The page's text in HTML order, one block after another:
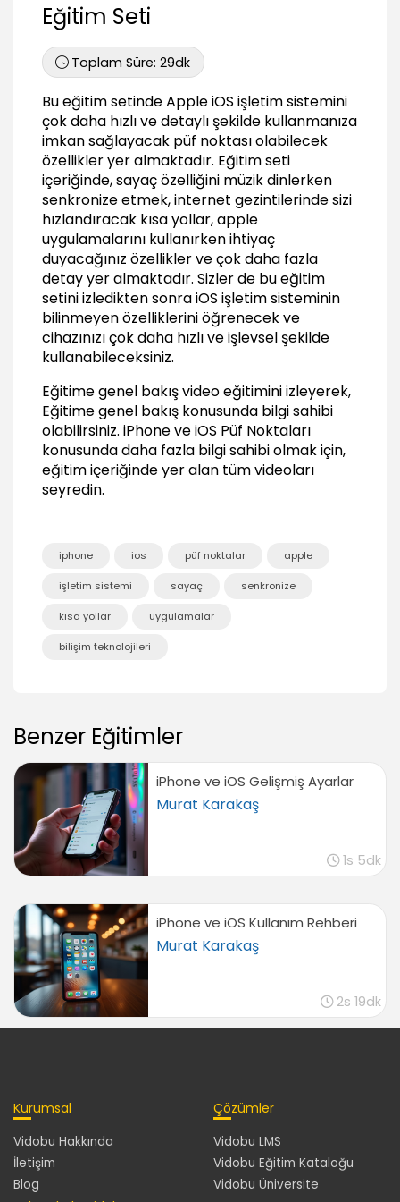
Sms mesajı ile gelen fotoğrafları kaydetmek
İnternette gezerken adres uzantılarına hızlı
01:15
Sms mesajlarda tarih görünümünü aktive
etmek
01:10
Sms mesajlarına sesli mesaj eklemek
01:22
Bildirimlere hızlı yanıt vermek
00:54
İphone kulaklığını kullanarak fotoğraf çekmek
01:17
Telefon alt menüsüne klasör ekleyerek hızlı
erişim
01:34
Tüm ekranlarda sayfanın en başına scroll
etmek
01:20
Yazma işlemleri sırasında son yapılan işlemi
geri almak
01:13
Eğitim Seti
Toplam Süre:29dk
Bu eğitim setinde Apple iOS işletim sistemini
çok daha hızlı ve detaylı şekilde kullanmanıza
imkan sağlayacak püf noktası olabilecek
özellikler yer almaktadır. Eğitim seti
içeriğinde, sayaç özelliğini müzik dinlerken
senkronize etmek, internet gezintilerinde sizi
hızlandıracak kısa yollar, apple
uygulamalarını kullanırken ihtiyaç
duyacağınız özellikler ve çok daha fazla
detay yer almaktadır. Sizler de bu eğitim
setini izledikten sonra iOS işletim sisteminin
bilinmeyen özelliklerini öğrenecek ve
cihazınızı çok daha hızlı ve işlevsel şekilde
kullanabileceksiniz.
Eğitime genel bakış video eğitimini izleyerek,
Eğitime genel bakış konusunda bilgi sahibi
olabilirsiniz. iPhone ve iOS Püf Noktaları
konusunda daha fazla bilgi sahibi olmak için,
eğitim içeriğinde yer alan tüm videoları
seyredin.
iphone ios püf noktalar apple
işletim sistemi sayaç senkronize
kısa yollar uygulamalar
bilişim teknolojileri
Benzer Eğitimler
iPhone ve iOS Gelişmiş Ayarlar
Murat Karakaş
1s 5dk
iPhone ve iOS Kullanım Rehberi
Murat Karakaş
2s 19dk
Kurumsal
Vidobu Hakkında
İletişim
Blog
Çözümler
Vidobu LMS
Vidobu Eğitim Kataloğu
Vidobu Üniversite